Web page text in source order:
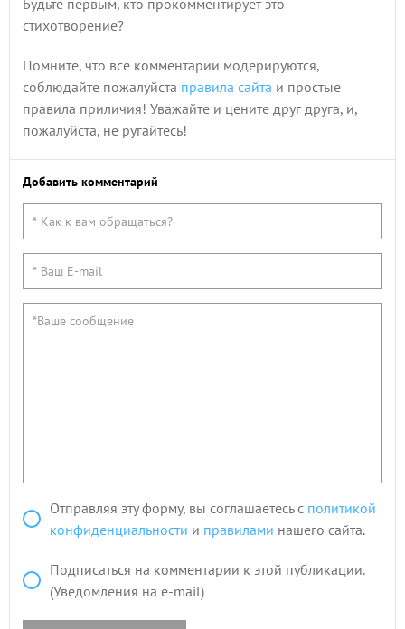
Будьте первым, кто прокомментирует это
стихотворение?
Помните, что все комментарии модерируются,
соблюдайте пожалуйста правила сайта и простые
правила приличия! Уважайте и цените друг друга, и,
пожалуйста, не ругайтесь!
Добавить комментарий
Отправляя эту форму, вы соглашаетесь с политикой
конфиденциальности и правилами нашего сайта.
Подписаться на комментарии к этой публикации.
(Уведомления на e-mail)